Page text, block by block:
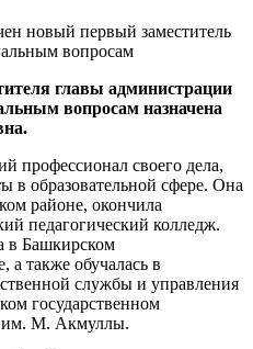
главы администрации
вопросам назначена
профессионал своего дела,
образовательной сфере. Она
районе, окончила
педагогический колледж.
в Башкирском
а также обучалась в
службы и управления
государственном
им. М. Акмуллы.